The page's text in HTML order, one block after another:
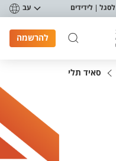
לסגל לידידים עב
להרשמה
סאיד תלי